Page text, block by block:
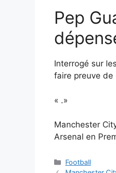
Pep
Interrogé sur
faire preuve de
« .»
Manchester
Arsenal en
Catégories
Football